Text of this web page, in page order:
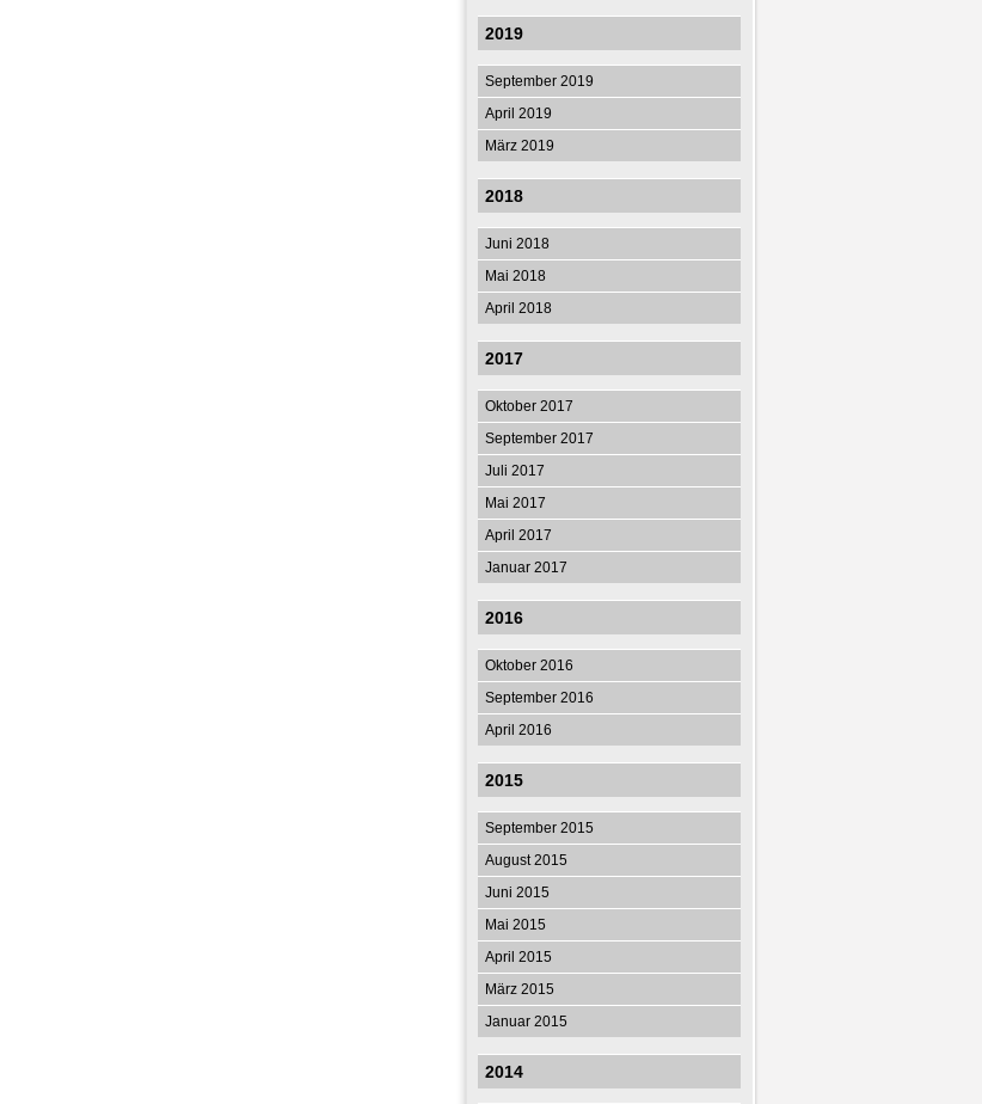
2019
September 2019
April 2019
März 2019
2018
Juni 2018
Mai 2018
April 2018
2017
Oktober 2017
September 2017
Juli 2017
Mai 2017
April 2017
Januar 2017
2016
Oktober 2016
September 2016
April 2016
2015
September 2015
August 2015
Juni 2015
Mai 2015
April 2015
März 2015
Januar 2015
2014